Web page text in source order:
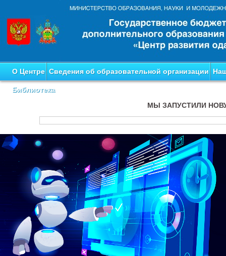
О Центре Сведения об образовательной организации
Библиотека
МЫ ЗАПУСТИЛИ